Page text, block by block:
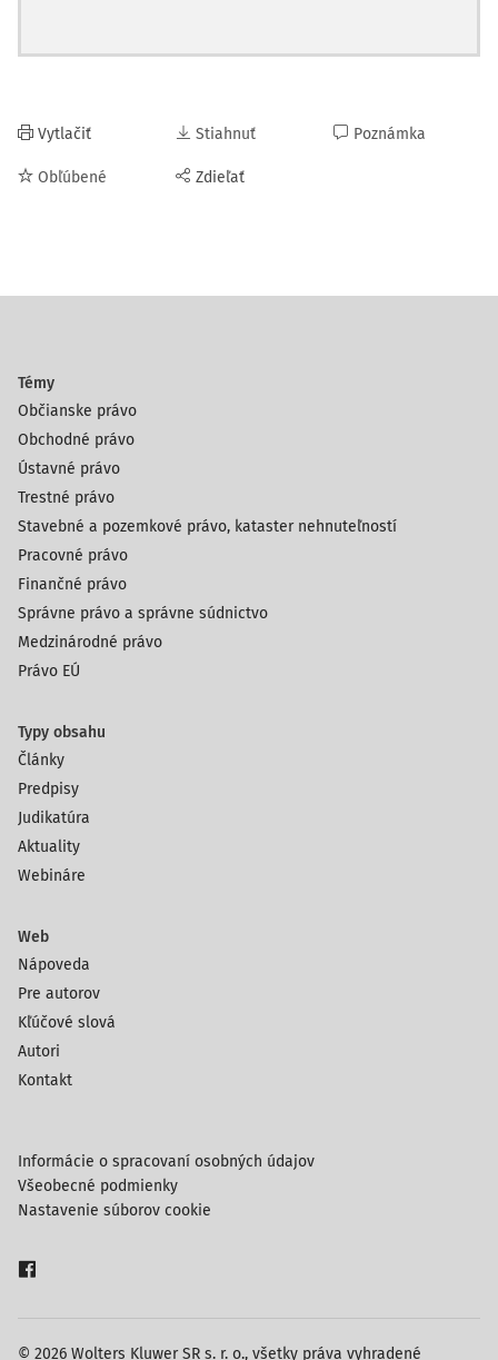
Vytlačiť
Obľúbené
Stiahnuť
Zdieľať
Poznámka
Témy
Občianske právo
Obchodné právo
Ústavné právo
Trestné právo
Stavebné a pozemkové právo, kataster nehnuteľností
Pracovné právo
Finančné právo
Správne právo a správne súdnictvo
Medzinárodné právo
Právo EÚ
Typy obsahu
Články
Predpisy
Judikatúra
Aktuality
Webináre
Web
Nápoveda
Pre autorov
Kľúčové slová
Autori
Kontakt
© 2026 Wolters Kluwer SR s. r. o., všetky práva vyhradené
Informácie o spracovaní osobných údajov
Všeobecné podmienky
Nastavenie súborov cookie